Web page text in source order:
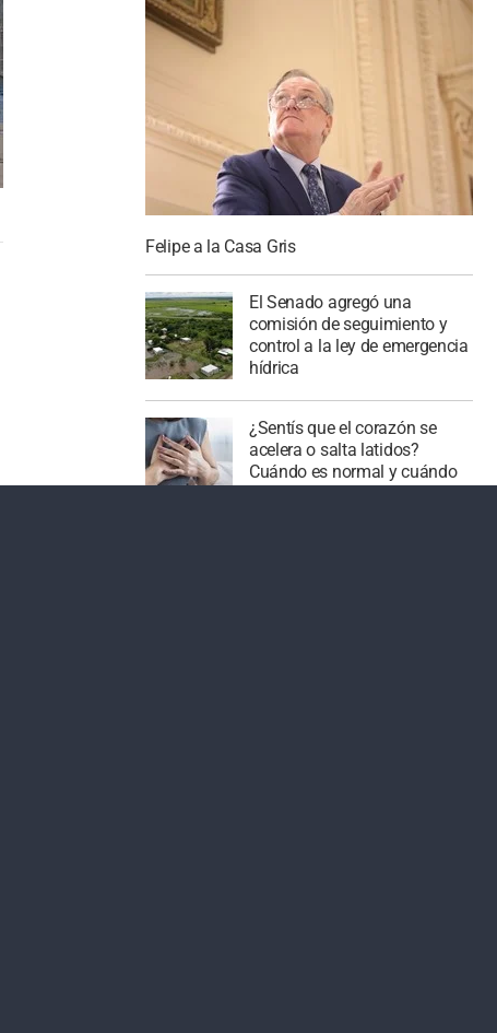
Felipe a la Casa Gris
El Senado agregó una
comisión de seguimiento y
control a la ley de emergencia
hídrica
¿Sentís que el corazón se
acelera o salta latidos?
Cuándo es normal y cuándo